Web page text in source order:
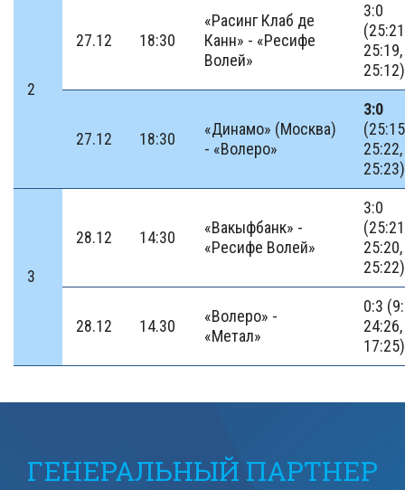
2
27.12 18:30
«Расинг Клаб де
Канн» - «Ресифе
Волей»
3:0
25:19,
25:12)
27.12 18:30
«Динамо» (Москва)
- «Волеро»
3:0
25:22,
25:23)
3
28.12 14:30
«Вакыфбанк» -
«Ресифе Волей»
3:0
25:20,
25:22)
28.12 14.30
«Волеро» -
«Метал»
0:3
24:26,
17:25)
ГЕНЕРАЛЬНЫЙ ПАРТНЕР